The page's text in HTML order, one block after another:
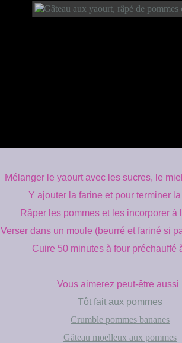
Mélanger le yaourt avec les sucres, le
Y ajouter la farine et pour terminer
Râper les pommes et les incorporer à
Verser dans un moule (beurré et fariné si
Cuire 50 minutes à four préchauffé
Vous aimerez peut-être aussi
Tôt fait aux pommes
Crumble pommes bananes
Gâteau moelleux aux pommes